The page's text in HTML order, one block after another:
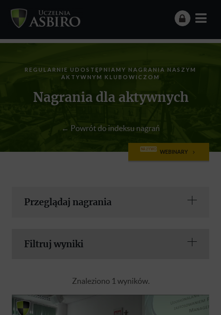
REGULARNIE UDOSTĘPNIAMY NAGRANIA NASZYM
AKTYWNYM KLUBOWICZOM
Nagrania dla aktywnych
← Powrót do indeksu nagrań
NA ŻYWO WEBINARY
Przeglądaj nagrania
Filtruj wyniki
Znaleziono 1 wyników.